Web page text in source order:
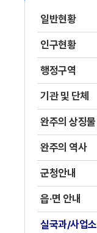
일반현황
인구현황
행정구역
기관 및 단체
완주의 상징물
완주의 역사
군청안내
읍·면 안내
실국과/사업소